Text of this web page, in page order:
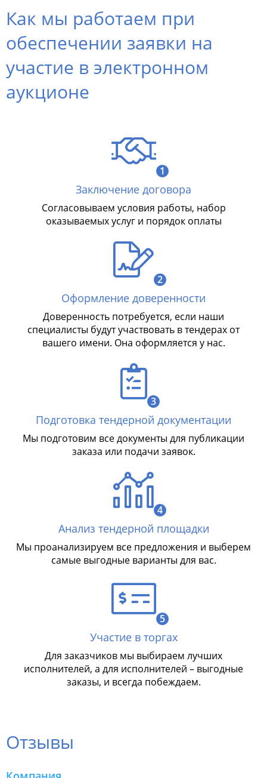
Как мы работаем при
обеспечении заявки на
участие в электронном
аукционе
1
Заключение договора
Согласовываем условия работы, набор
оказываемых услуг и порядок оплаты
2
Оформление доверенности
Доверенность потребуется, если наши
специалисты будут участвовать в тендерах от
вашего имени. Она оформляется у нас.
3
Подготовка тендерной документации
Мы подготовим все документы для публикации
заказа или подачи заявок.
4
Анализ тендерной площадки
Мы проанализируем все предложения и выберем
самые выгодные варианты для вас.
5
Участие в торгах
Для заказчиков мы выбираем лучших
исполнителей, а для исполнителей – выгодные
заказы, и всегда побеждаем.
Отзывы